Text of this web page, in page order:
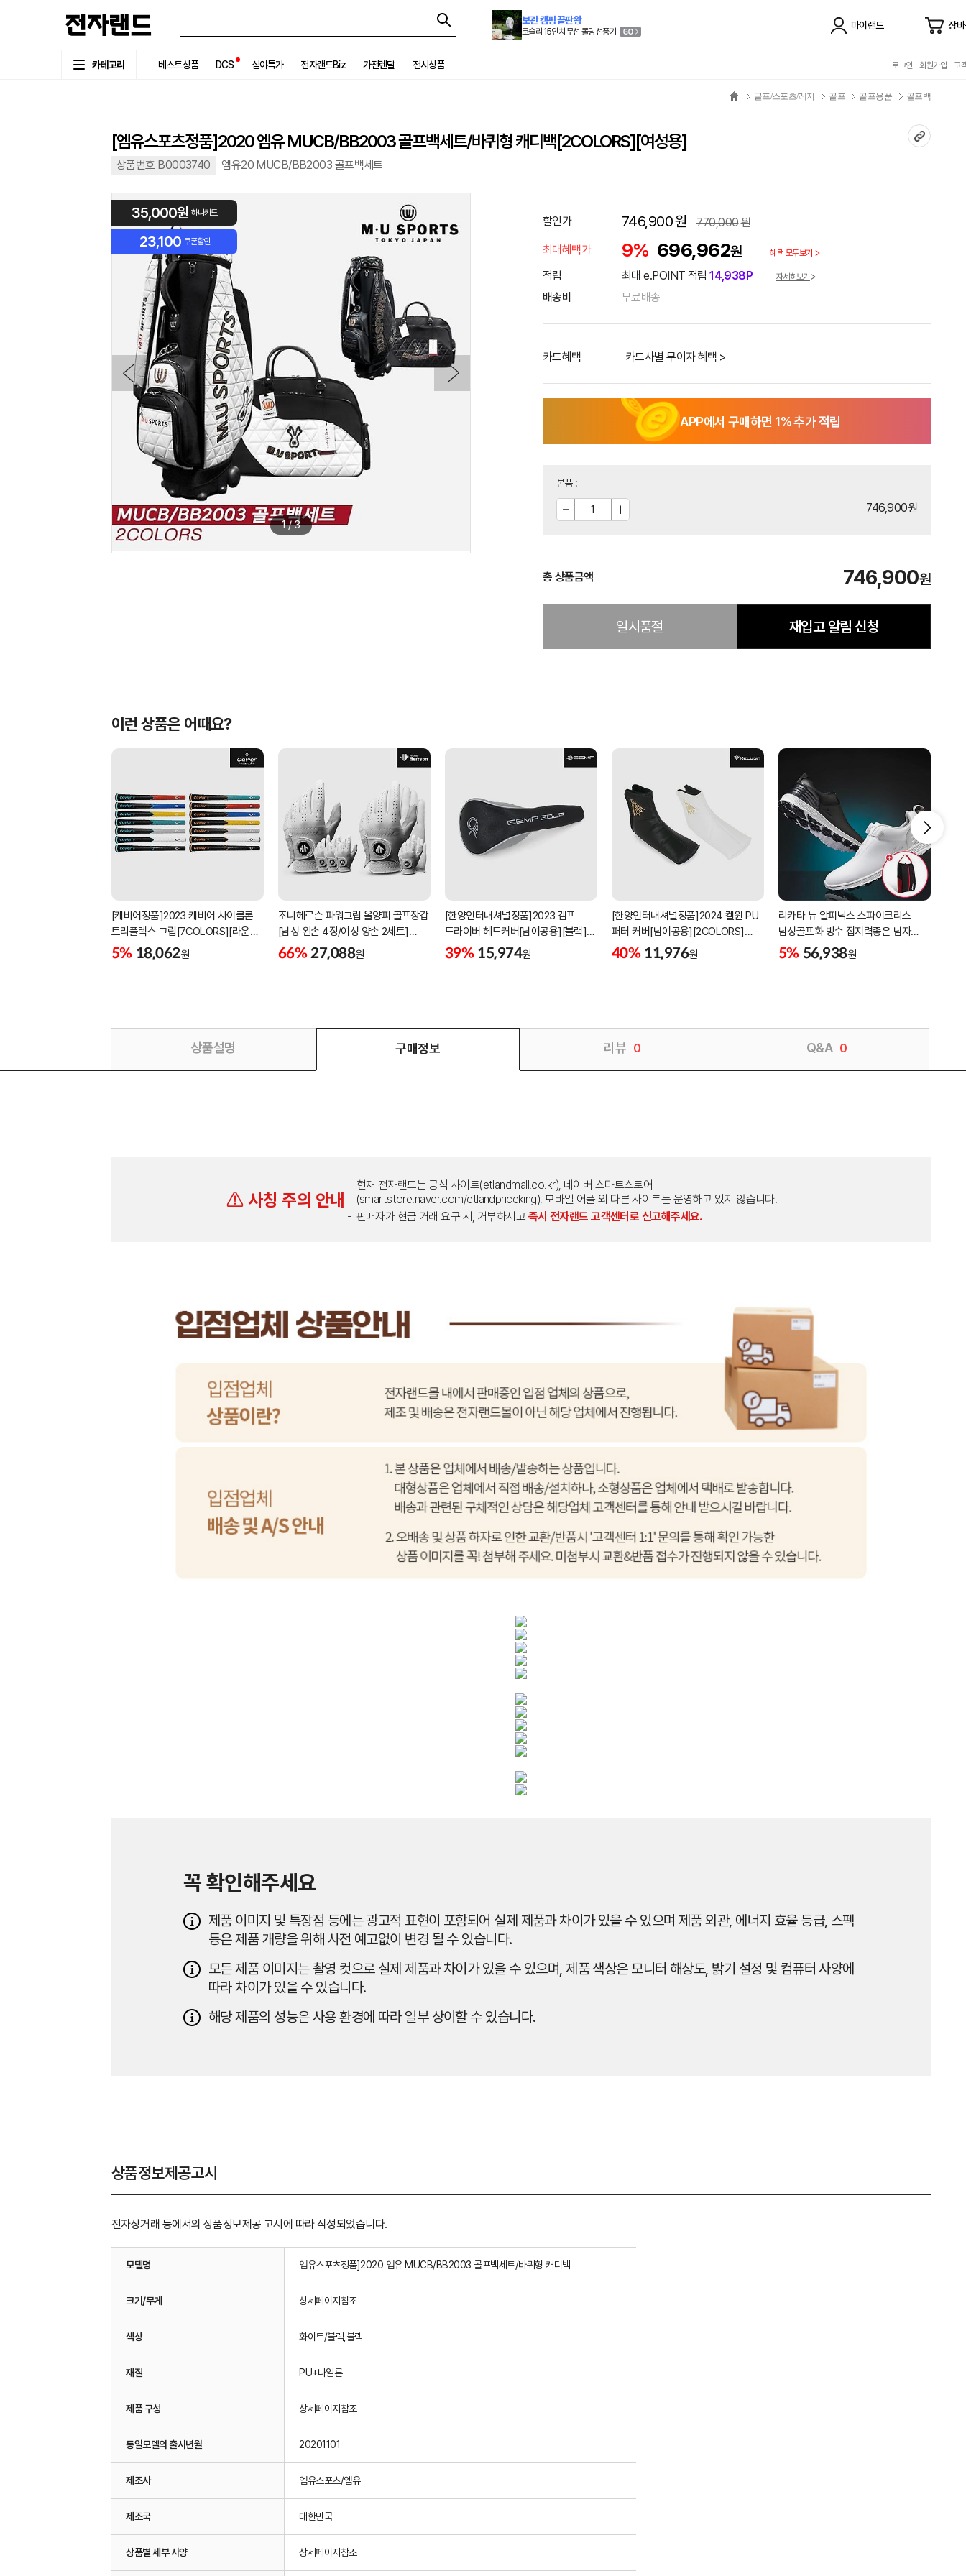
보관 캠핑 끝판왕
코슬리 15인치 무선 폴딩 선풍기
마이랜드 장
카테고리 베스트상품 DCS 심야특가 전자랜드Biz 가전렌탈 전시상품 로그인 회원가입 고
골프/스포츠/레저 골프 골프용품 골프백
[엠유스포츠정품]2020 엠유 MUCB/BB2003 골프백세트/바퀴형 캐디백[2COLORS][여성용]
상품번호 B0003740 엠유20 MUCB/BB2003 골프백세트
35,000원 하나카드
23,100 쿠폰할인
1/3
할인가 746,900원 770,000원
최대혜택가
9% 696,962원 혜택 모두보기
적립 최대 e.POINT 적립14,938P 자세히보기
배송비 무료배송
카드혜택 카드사별 무이자 혜택 >
APP에서 구매하면 1% 추가 적립
본품:
746,900원
총 상품금액 746,900원
일시품절 재입고 알림 신청
이런 상품은 어때요?
[캐비어정품]2023 캐비어 사이클론
트리플렉스 그립[7COLORS][라운드]
[39g/42g/46g/50g][R/S 토크]
5% 18,062원
조니헤르슨 파워그립 올양피 골프장갑
[남성 왼손 4장/여성 양손 2세트]
[화이트][케이스포함]
66% 27,088원
[한양인터내셔널정품]2023 겜프
드라이버 헤드커버[남여공용][블랙]
[HD-302]
39% 15,974원
[한양인터내셔널정품]2024 켈윈 PU
퍼터 커버[남여공용][2COLORS]
[KW-PC320]
40% 11,976원
리카타 뉴 알피닉스 스파이크리스
남성골프화 방수 접지력좋은 남자
골프신발 C27102/신발가방제공
5% 56,938원
상품설명 구매정보 리뷰 0 Q&A 0
사칭 주의 안내
현재 전자랜드는 공식 사이트(etlandmall.co.kr), 네이버 스마트스토어
(smartstore.naver.com/etlandpriceking), 모바일 어플 외 다른 사이트는 운영하고 있지 않습니다.
판매자가 현금 거래 요구 시, 거부하시고 즉시 전자랜드 고객센터로 신고해주세요.
꼭 확인해주세요
제품 이미지 및 특장점 등에는 광고적 표현이 포함되어 실제 제품과 차이가 있을 수 있으며 제품 외관, 에너지 효율 등급, 스펙
등은 제품 개량을 위해 사전 예고없이 변경 될 수 있습니다.
모든 제품 이미지는 촬영 컷으로 실제 제품과 차이가 있을 수 있으며, 제품 색상은 모니터 해상도, 밝기 설정 및 컴퓨터 사양에
따라 차이가 있을 수 있습니다.
해당 제품의 성능은 사용 환경에 따라 일부 상이할 수 있습니다.
상품정보제공고시
전자상거래 등에서의 상품정보제공 고시에 따라 작성되었습니다.
모델명 엠유스포츠정품]2020 엠유 MUCB/BB2003 골프백세트/바퀴형 캐디백
크기/무게 상세페이지참조
색상 화이트/블랙,블랙
재질 PU+나일론
제품 구성 상세페이지참조
동일모델의 출시년월 20201101
제조사 엠유스포츠/엠유
제조국 대한민국
상품별 세부 사양 상세페이지참조